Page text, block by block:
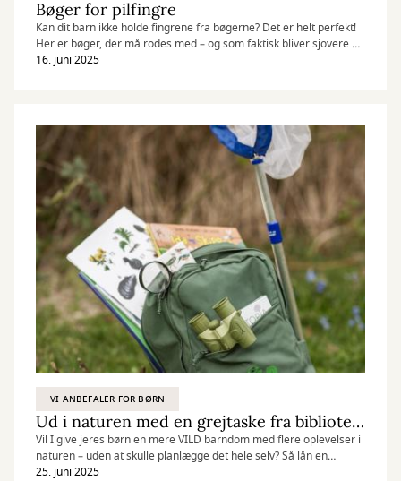
Bøger for pilfingre
Kan dit barn ikke holde fingrene fra bøgerne? Det er helt perfekt!
Her er bøger, der må rodes med – og som faktisk bliver sjovere af
det
16. juni 2025
VI ANBEFALER FOR BØRN
Ud i naturen med en grejtaske fra biblioteket
Vil I give jeres børn en mere VILD barndom med flere oplevelser i
naturen – uden at skulle planlægge det hele selv? Så lån en
grejtaske fra biblioteket!
25. juni 2025